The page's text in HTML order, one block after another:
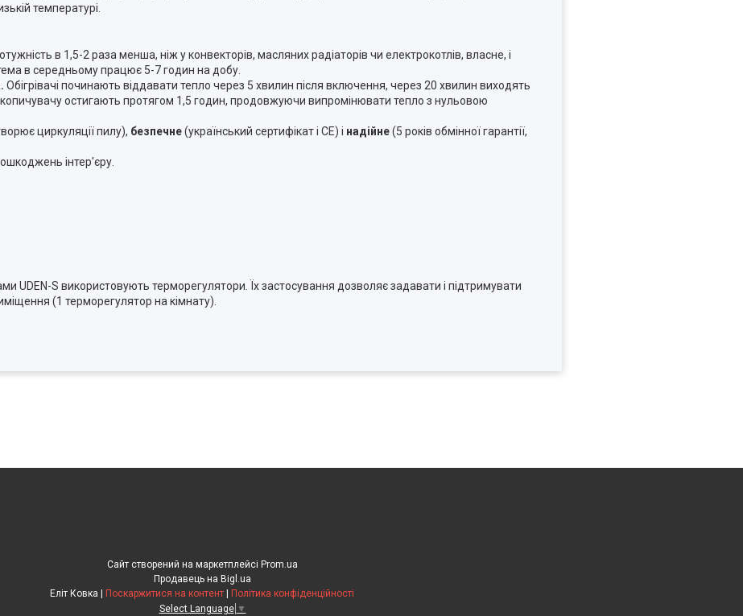
температурі.
в 1,5-2 раза менша, ніж у конвекторів, масляних радіаторів чи електрокотлів, власне, і
в середньому працює 5-7 годин на добу.
Обігрівачі починають віддавати тепло через 5 хвилин після включення, через 20 хвилин виходять
остигають протягом 1,5 годин, продовжуючи випромінювати тепло з нульовою
циркуляції пилу), безпечне(український сертифікат і СЕ) і надійне(5 років обмінної гарантії,
інтер'єру.
UDEN-S використовують терморегулятори. Їх застосування дозволяє задавати і підтримувати
(1 терморегулятор на кімнату).
Сайт створений на маркетплейсі Prom.ua
Продавець на Bigl.ua
Поскаржитися на контент
Політика конфіденційності
Select Language ▼